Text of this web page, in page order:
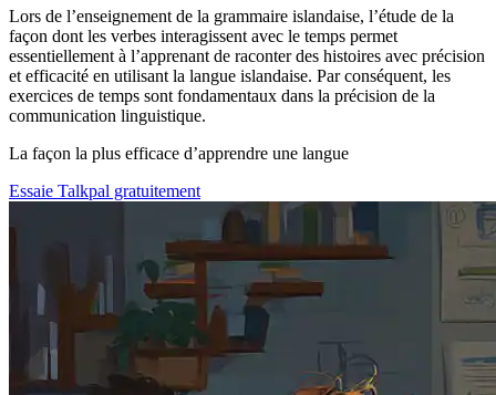
Lors de l’enseignement de la grammaire islandaise, l’étude de la
façon dont les verbes interagissent avec le temps permet
essentiellement à l’apprenant de raconter des histoires avec précision
et efficacité en utilisant la langue islandaise. Par conséquent, les
exercices de temps sont fondamentaux dans la précision de la
communication linguistique.
La façon la plus efficace d’apprendre une langue
Essaie Talkpal gratuitement